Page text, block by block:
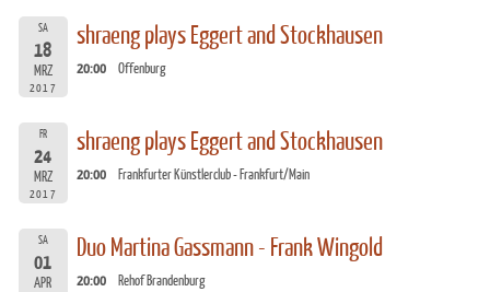
SA
18
MRZ
2017
shraeng plays Eggert and Stockhausen
20:00 Offenburg
FR
24
MRZ
2017
shraeng plays Eggert and Stockhausen
20:00 Frankfurter Künstlerclub - Frankfurt/Main
SA
01
APR
Duo Martina Gassmann - Frank Wingold
20:00 Rehof Brandenburg